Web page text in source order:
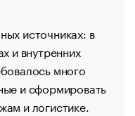
источниках: в
и внутренних
много
и сформировать
и логистике.